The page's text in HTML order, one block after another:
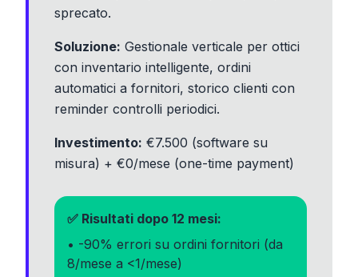
sprecato.
Soluzione: Gestionale verticale per ottici
con inventario intelligente, ordini
automatici a fornitori, storico clienti con
reminder controlli periodici.
Investimento: €7.500 (software su
misura) + €0/mese (one-time payment)
✅ Risultati dopo 12 mesi:
• -90% errori su ordini fornitori (da
8/mese a <1/mese)